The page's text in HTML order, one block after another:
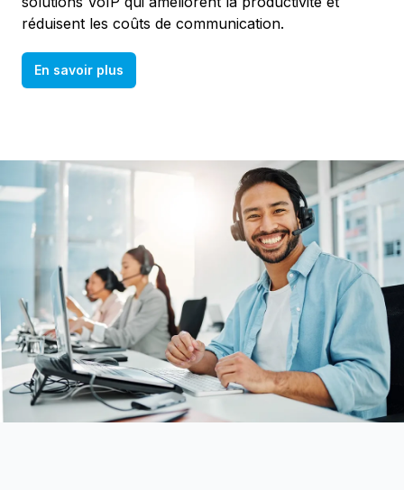
réduisent les coûts de communication.
En savoir plus